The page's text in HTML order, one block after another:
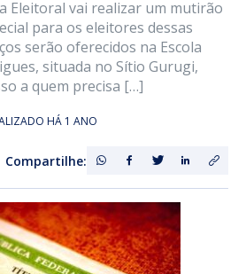
Eleitoral vai realizar um mutirão
para os eleitores dessas
serão oferecidos na Escola
situada no Sítio Gurugi,
a quem precisa […]
HÁ 1 ANO
Compartilhe: